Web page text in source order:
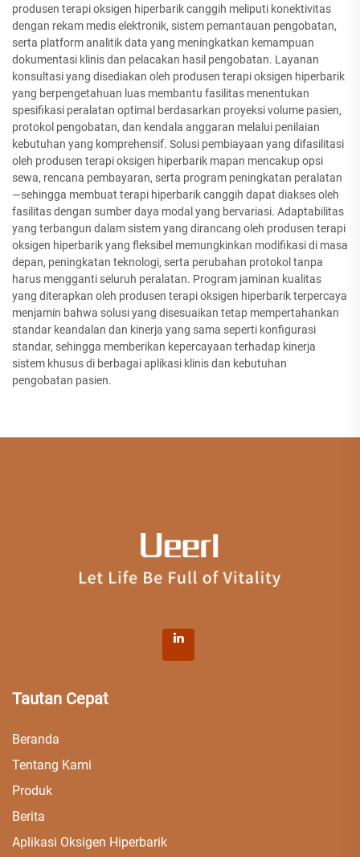
produsen terapi oksigen hiperbarik canggih meliputi konektivitas
dengan rekam medis elektronik, sistem pemantauan pengobatan,
serta platform analitik data yang meningkatkan kemampuan
dokumentasi klinis dan pelacakan hasil pengobatan. Layanan
konsultasi yang disediakan oleh produsen terapi oksigen hiperbarik
yang berpengetahuan luas membantu fasilitas menentukan
spesifikasi peralatan optimal berdasarkan proyeksi volume pasien,
protokol pengobatan, dan kendala anggaran melalui penilaian
kebutuhan yang komprehensif. Solusi pembiayaan yang difasilitasi
oleh produsen terapi oksigen hiperbarik mapan mencakup opsi
sewa, rencana pembayaran, serta program peningkatan peralatan
—sehingga membuat terapi hiperbarik canggih dapat diakses oleh
fasilitas dengan sumber daya modal yang bervariasi. Adaptabilitas
yang terbangun dalam sistem yang dirancang oleh produsen terapi
oksigen hiperbarik yang fleksibel memungkinkan modifikasi di masa
depan, peningkatan teknologi, serta perubahan protokol tanpa
harus mengganti seluruh peralatan. Program jaminan kualitas
yang diterapkan oleh produsen terapi oksigen hiperbarik terpercaya
menjamin bahwa solusi yang disesuaikan tetap mempertahankan
standar keandalan dan kinerja yang sama seperti konfigurasi
standar, sehingga memberikan kepercayaan terhadap kinerja
sistem khusus di berbagai aplikasi klinis dan kebutuhan
pengobatan pasien.
Tautan Cepat
Beranda
Tentang Kami
Produk
Berita
Aplikasi Oksigen Hiperbarik